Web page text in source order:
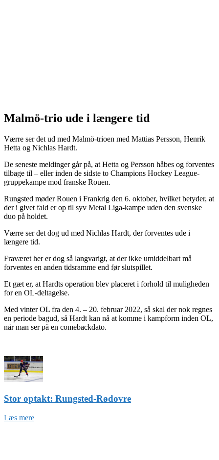
Malmö-trio ude i længere tid
Værre ser det ud med Malmö-trioen med Mattias Persson, Henrik
Hetta og Nichlas Hardt.
De seneste meldinger går på, at Hetta og Persson håbes og forventes
tilbage til – eller inden de sidste to Champions Hockey League-
gruppekampe mod franske Rouen.
Rungsted møder Rouen i Frankrig den 6. oktober, hvilket betyder, at
der i givet fald er op til syv Metal Liga-kampe uden den svenske
duo på holdet.
Værre ser det dog ud med Nichlas Hardt, der forventes ude i
længere tid.
Fraværet her er dog så langvarigt, at der ikke umiddelbart må
forventes en anden tidsramme end før slutspillet.
Et gæt er, at Hardts operation blev placeret i forhold til muligheden
for en OL-deltagelse.
Med vinter OL fra den 4. – 20. februar 2022, så skal der nok regnes
en periode bagud, så Hardt kan nå at komme i kampform inden OL,
når man ser på en comebackdato.
Stor optakt: Rungsted-Rødovre
Læs mere